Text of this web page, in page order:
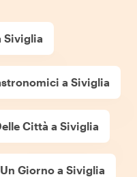
Siviglia
a Siviglia
Città a Siviglia
Giorno a Siviglia